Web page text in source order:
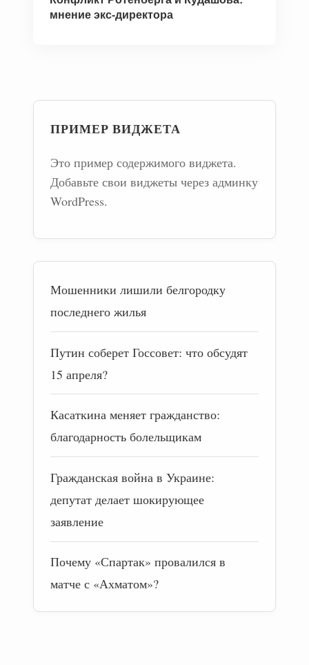
мнение экс-директора
ПРИМЕР ВИДЖЕТА
Это пример содержимого виджета.
Добавьте свои виджеты через админку
WordPress.
Мошенники лишили белгородку
последнего жилья
Путин соберет Госсовет: что обсудят
15 апреля?
Касаткина меняет гражданство:
благодарность болельщикам
Гражданская война в Украине:
депутат делает шокирующее
заявление
Почему «Спартак» провалился в
матче с «Ахматом»?